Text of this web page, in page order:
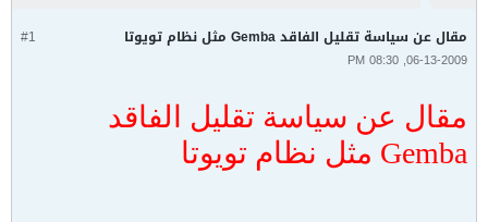
#1 مقال عن سياسة تقليل الفاقد Gemba مثل نظام تويوتا
06-13-2009, 08:30 PM
مقال عن سياسة تقليل الفاقد
Gemba مثل نظام تويوتا